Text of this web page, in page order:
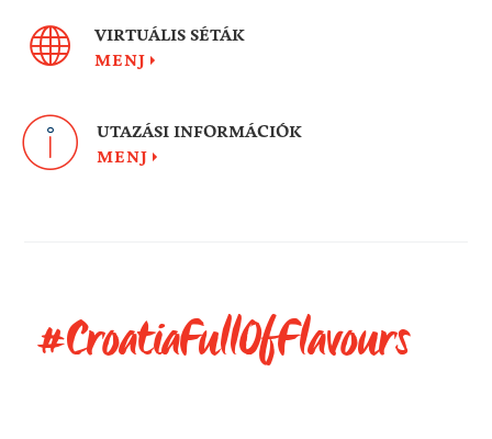
VIRTUÁLIS SÉTÁK
MENJ
UTAZÁSI INFORMÁCIÓK
MENJ
#CroatiaFullOfFlavours